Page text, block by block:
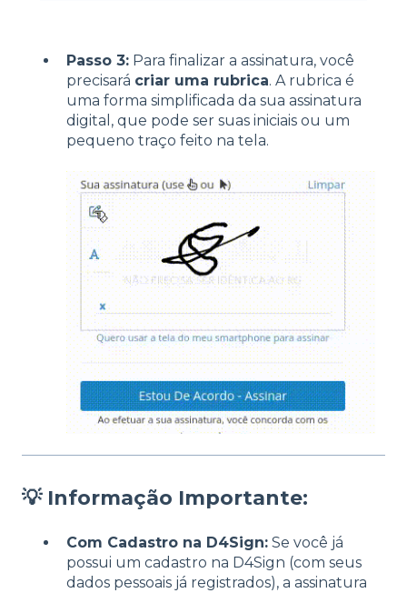
Passo 3: Para finalizar a assinatura, você
precisará criar uma rubrica. A rubrica é
uma forma simplificada da sua assinatura
digital, que pode ser suas iniciais ou um
pequeno traço feito na tela.
💡 Informação Importante:
Com Cadastro na D4Sign: Se você já
possui um cadastro na D4Sign (com seus
dados pessoais já registrados), a assinatura